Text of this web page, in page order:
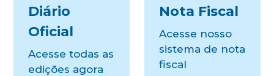
Diário
Oficial
Acesse todas as
edições agora
Nota Fiscal
Acesse nosso
sistema de nota
fiscal